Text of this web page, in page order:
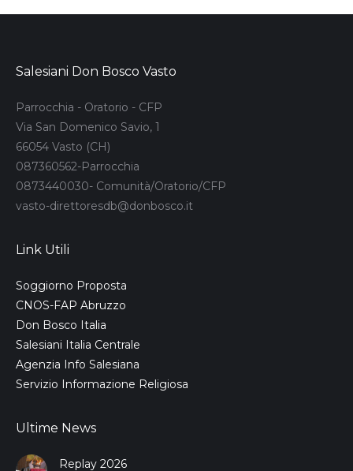
Salesiani Don Bosco Vasto
Parrocchia - Oratorio - CFP
Via San Domenico Savio, 1
66054 Vasto (CH)
087360562-Parrocchia
0873440030- Comunità/Oratorio/CFP
vasto-direttoresdb@donbosco.it
Link Utili
Soggiorno Proposta
CNOS-FAP Abruzzo
Don Bosco Italia
Salesiani Italia Centrale
Agenzia Info Salesiana
Servizio Informazione Religiosa
Ultime News
Replay 2026